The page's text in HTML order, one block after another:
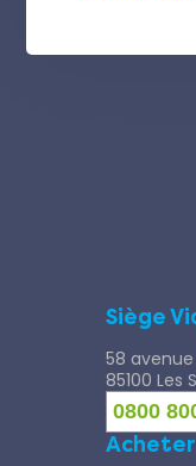
Siège
58
85100 Les
0800
Acheter